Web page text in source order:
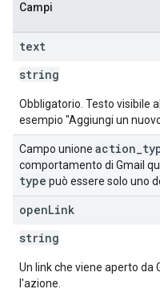
Campi
text
string
Obbligatorio. Testo visibile
esempio "Aggiungi un
Campo unione action
comportamento di Gmail
type può essere solo uno
openLink
string
Un link che viene aperto
l'azione.